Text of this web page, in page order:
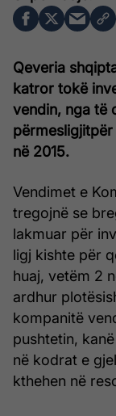
Qeveria
katror tokë
vendin, nga të
në 2015.
Vendimet e
tregojnë se
lakmuar për
ligj kishte për
huaj, vetëm 2
ardhur
kompanitë
pushtetin,
në kodrat e
kthehen në